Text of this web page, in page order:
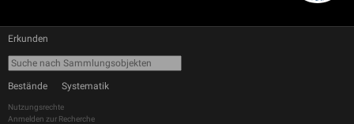
Erkunden
Bestände Systematik
Nutzungsrechte
Anmelden zur Recherche